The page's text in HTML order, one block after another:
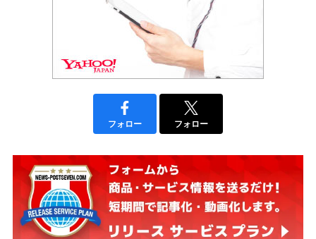
フォロー フォロー